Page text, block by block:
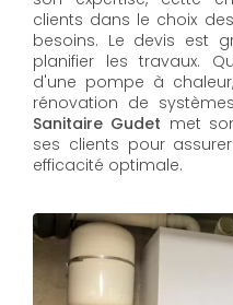
clients dans le choix
besoins. Le devis est
planifier les travaux.
d'une pompe à
rénovation de
Sanitaire Gudet met
ses clients pour
efficacité optimale.